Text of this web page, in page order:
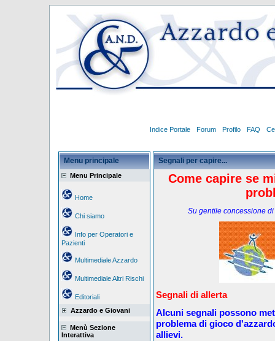
Indice Portale Forum Profilo FAQ
Menu principale
Menu Principale
Home
Chi siamo
Info per Operatori e
Pazienti
Multimediale Azzardo
Multimediale Altri Rischi
Editoriali
Azzardo e Giovani
Menù Sezione
Interattiva
Segnali per capire...
Come capire se
Su gentile concessione
Segnali di allerta
Alcuni segnali possono
problema di gioco
allievi.